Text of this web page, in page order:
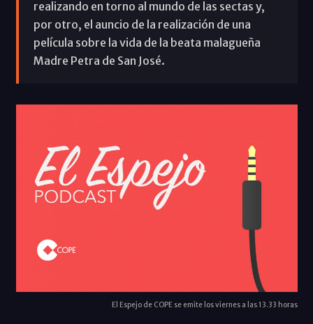
realizando en torno al mundo de las sectas y,
por otro, el auncio de la realización de una
película sobre la vida de la beata malagueña
Madre Petra de San José.
El Espejo de COPE se emite los viernes a las 13.33 horas